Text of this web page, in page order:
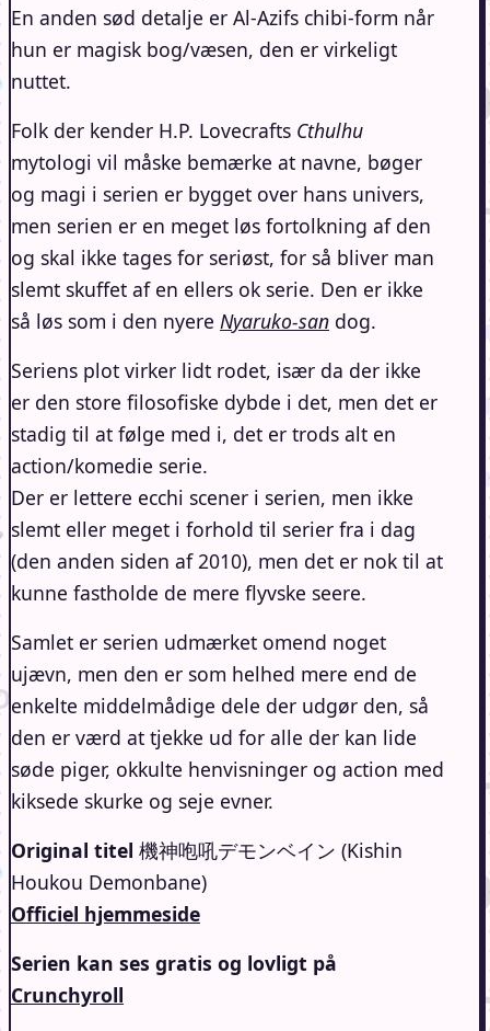
En anden sød detalje er Al-Azifs chibi-form når
hun er magisk bog/væsen, den er virkeligt
nuttet.
Folk der kender H.P. Lovecrafts Cthulhu
mytologi vil måske bemærke at navne, bøger
og magi i serien er bygget over hans univers,
men serien er en meget løs fortolkning af den
og skal ikke tages for seriøst, for så bliver man
slemt skuffet af en ellers ok serie. Den er ikke
så løs som i den nyere Nyaruko-san dog.
Seriens plot virker lidt rodet, især da der ikke
er den store filosofiske dybde i det, men det er
stadig til at følge med i, det er trods alt en
action/komedie serie.
Der er lettere ecchi scener i serien, men ikke
slemt eller meget i forhold til serier fra i dag
(den anden siden af 2010), men det er nok til at
kunne fastholde de mere flyvske seere.
Samlet er serien udmærket omend noget
ujævn, men den er som helhed mere end de
enkelte middelmådige dele der udgør den, så
den er værd at tjekke ud for alle der kan lide
søde piger, okkulte henvisninger og action med
kiksede skurke og seje evner.
Original titel 機神咆吼デモンベイン (Kishin
Houkou Demonbane)
Officiel hjemmeside
Serien kan ses gratis og lovligt på
Crunchyroll